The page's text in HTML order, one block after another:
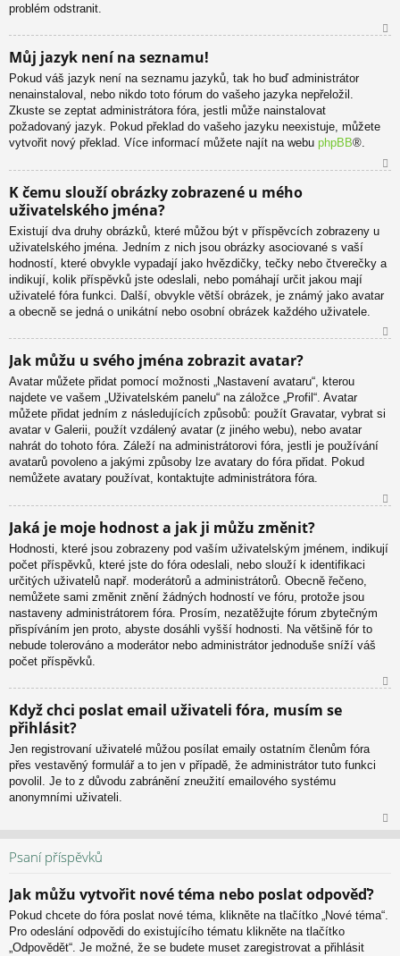
problém odstranit.
Můj jazyk není na seznamu!
Pokud váš jazyk není na seznamu jazyků, tak ho buď administrátor
nenainstaloval, nebo nikdo toto fórum do vašeho jazyka nepřeložil.
Zkuste se zeptat administrátora fóra, jestli může nainstalovat
požadovaný jazyk. Pokud překlad do vašeho jazyku neexistuje, můžete
vytvořit nový překlad. Více informací můžete najít na webu phpBB®.
u
K čemu slouží obrázky zobrazené u mého
uživatelského jména?
Existují dva druhy obrázků, které můžou být v příspěvcích zobrazeny u
uživatelského jména. Jedním z nich jsou obrázky asociované s vaší
hodností, které obvykle vypadají jako hvězdičky, tečky nebo čtverečky a
indikují, kolik příspěvků jste odeslali, nebo pomáhají určit jakou mají
uživatelé fóra funkci. Další, obvykle větší obrázek, je známý jako avatar
a obecně se jedná o unikátní nebo osobní obrázek každého uživatele.
Jak můžu u svého jména zobrazit avatar?
Avatar můžete přidat pomocí možnosti „Nastavení avataru“, kterou
najdete ve vašem „Uživatelském panelu“ na záložce „Profil“. Avatar
můžete přidat jedním z následujících způsobů: použít Gravatar, vybrat si
avatar v Galerii, použít vzdálený avatar (z jiného webu), nebo avatar
nahrát do tohoto fóra. Záleží na administrátorovi fóra, jestli je používání
avatarů povoleno a jakými způsoby lze avatary do fóra přidat. Pokud
nemůžete avatary používat, kontaktujte administrátora fóra.
or
Jaká je moje hodnost a jak ji můžu změnit?
Hodnosti, které jsou zobrazeny pod vaším uživatelským jménem, indikují
počet příspěvků, které jste do fóra odeslali, nebo slouží k identifikaci
určitých uživatelů např. moderátorů a administrátorů. Obecně řečeno,
nemůžete sami změnit znění žádných hodností ve fóru, protože jsou
nastaveny administrátorem fóra. Prosím, nezatěžujte fórum zbytečným
přispíváním jen proto, abyste dosáhli vyšší hodnosti. Na většině fór to
nebude tolerováno a moderátor nebo administrátor jednoduše sníží váš
počet příspěvků.
Když chci poslat email uživateli fóra, musím se
přihlásit?
Jen registrovaní uživatelé můžou posílat emaily ostatním členům fóra
přes vestavěný formulář a to jen v případě, že administrátor tuto funkci
povolil. Je to z důvodu zabránění zneužití emailového systému
anonymními uživateli.
Psaní příspěvků
Jak můžu vytvořit nové téma nebo poslat odpověď?
Pokud chcete do fóra poslat nové téma, klikněte na tlačítko „Nové téma“.
Pro odeslání odpovědi do existujícího tématu klikněte na tlačítko
„Odpovědět“. Je možné, že se budete muset zaregistrovat a přihlásit